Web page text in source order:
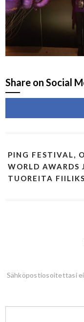
Share on Social
PING FESTIVAL,
WORLD AWARDS
TUOREITA
Sähköpostiosoitettasi